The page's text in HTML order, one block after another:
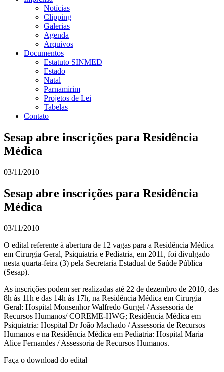
Notícias
Clipping
Galerias
Agenda
Arquivos
Documentos
Estatuto SINMED
Estado
Natal
Parnamirim
Projetos de Lei
Tabelas
Contato
Sesap abre inscrições para Residência
Médica
03/11/2010
Sesap abre inscrições para Residência
Médica
03/11/2010
O edital referente à abertura de 12 vagas para a Residência Médica
em Cirurgia Geral, Psiquiatria e Pediatria, em 2011, foi divulgado
nesta quarta-feira (3) pela Secretaria Estadual de Saúde Pública
(Sesap).
As inscrições podem ser realizadas até 22 de dezembro de 2010, das
8h às 11h e das 14h às 17h, na Residência Médica em Cirurgia
Geral: Hospital Monsenhor Walfredo Gurgel / Assessoria de
Recursos Humanos/ COREME-HWG; Residência Médica em
Psiquiatria: Hospital Dr João Machado / Assessoria de Recursos
Humanos e na Residência Médica em Pediatria: Hospital Maria
Alice Fernandes / Assessoria de Recursos Humanos.
Faça o download do edital